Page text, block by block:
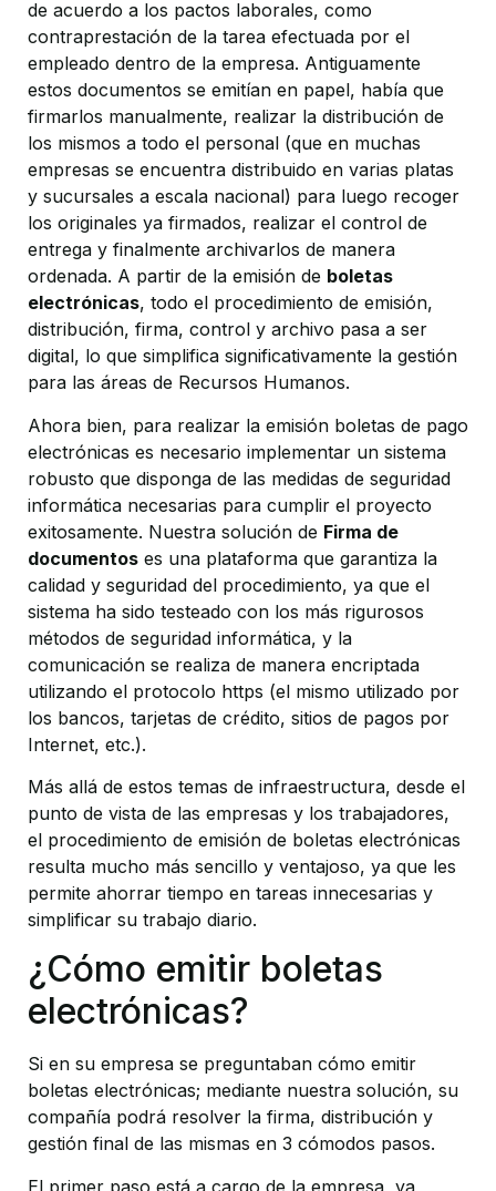
de acuerdo a los pactos laborales, como
contraprestación de la tarea efectuada por el
empleado dentro de la empresa. Antiguamente
estos documentos se emitían en papel, había que
firmarlos manualmente, realizar la distribución de
los mismos a todo el personal (que en muchas
empresas se encuentra distribuido en varias platas
y sucursales a escala nacional) para luego recoger
los originales ya firmados, realizar el control de
entrega y finalmente archivarlos de manera
ordenada. A partir de la emisión de boletas
electrónicas, todo el procedimiento de emisión,
distribución, firma, control y archivo pasa a ser
digital, lo que simplifica significativamente la gestión
para las áreas de Recursos Humanos.
Ahora bien, para realizar la emisión boletas de pago
electrónicas es necesario implementar un sistema
robusto que disponga de las medidas de seguridad
informática necesarias para cumplir el proyecto
exitosamente. Nuestra solución de Firma de
documentos es una plataforma que garantiza la
calidad y seguridad del procedimiento, ya que el
sistema ha sido testeado con los más rigurosos
métodos de seguridad informática, y la
comunicación se realiza de manera encriptada
utilizando el protocolo https (el mismo utilizado por
los bancos, tarjetas de crédito, sitios de pagos por
Internet, etc.).
Más allá de estos temas de infraestructura, desde el
punto de vista de las empresas y los trabajadores,
el procedimiento de emisión de boletas electrónicas
resulta mucho más sencillo y ventajoso, ya que les
permite ahorrar tiempo en tareas innecesarias y
simplificar su trabajo diario.
¿Cómo emitir boletas
electrónicas?
Si en su empresa se preguntaban cómo emitir
boletas electrónicas; mediante nuestra solución, su
compañía podrá resolver la firma, distribución y
gestión final de las mismas en 3 cómodos pasos.
El primer paso está a cargo de la empresa, ya